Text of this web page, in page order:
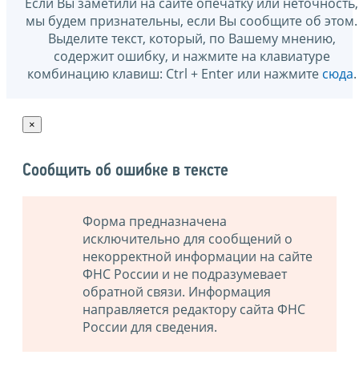
мы будем признательны, если Вы сообщите об этом.
Выделите текст, который, по Вашему мнению,
содержит ошибку, и нажмите на клавиатуре
комбинацию клавиш: Ctrl + Enter или нажмите сюда.
×
Сообщить об ошибке в тексте
Форма предназначена
исключительно для сообщений о
некорректной информации на сайте
ФНС России и не подразумевает
обратной связи. Информация
направляется редактору сайта ФНС
России для сведения.